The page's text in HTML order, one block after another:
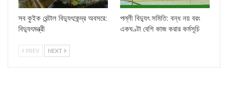
সব কুইক রেন্টাল বিদ্যুৎকেন্দ্র অবসরে:
বিদ্যুৎমন্ত্রী
পল্লী বিদ্যুৎ সমিতি: বন্ধ নয় বরং
একঘণ্টা বেশি কাজ করার কর্মসূচি
PREV NEXT